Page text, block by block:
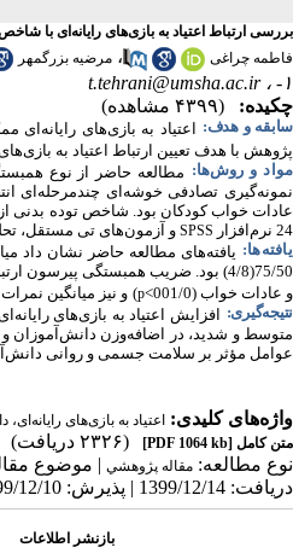
بررسی ارتباط اعتیاد به بازی‌های رایانه‌ای با شاخص توده بدنی و عادات
فاطمه چراغی
، مرضیه بزرگمهر
۱- ،
t.tehrani@umsha.ac.ir
چکیده:
(۴۳۹۹ مشاهده)
سابقه و هدف: اعتیاد به بازی‌های رایانه‌ای
پژوهش با هدف تعیین ارتباط اعتیاد به بازی‌های رایانه‌ای با
مواد و روش‌‌ها:
نمونه‌گیری تصادفی خوشه‌ای چندمرحله‌ای
عادات خواب کودکان بود. شاخص توده بدنی
24 نرم‌افزار
SPSS و آزمون‌های تی مستقل،
یافته‌ها: یافته‌های مطالعه حاضر نشان داد
75/50(4/8) بود. ضریب همبستگی پیرسون ارتباط معناداری بین میانگین نمرات اعتیاد به بازی‌های رایانه‌ای و شاخص توده بدنی (001/0>
و عادات خواب (001/0>
p
) و نیز میانگین
نتیجه‌گیری: افزایش اعتیاد به بازی‌های رایانه‌ای
متوسط و شدید ، در اضافه‌وزن
عوامل مؤثر بر سلامت جسمی و روانی
واژه‌های کلیدی: اعتیاد به بازی‌‌های
متن کامل [PDF 1064 kb]
(۲۳۲۶ دریافت)
نوع مطالعه: مقاله پژوهشي | موضوع
دریافت: 1399/12/14 | پذیرش: 1399/12/10 | انتشار: 1399/12/10
بازنشر اطلاعات